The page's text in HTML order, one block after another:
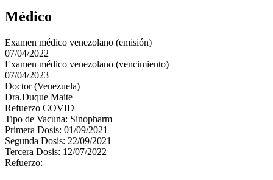
Médico
Examen médico venezolano (emisión)
07/04/2022
Examen médico venezolano (vencimiento)
07/04/2023
Doctor (Venezuela)
Dra.Duque Maite
Refuerzo COVID
Tipo de Vacuna: Sinopharm
Primera Dosis: 01/09/2021
Segunda Dosis: 22/09/2021
Tercera Dosis: 12/07/2022
Refuerzo: